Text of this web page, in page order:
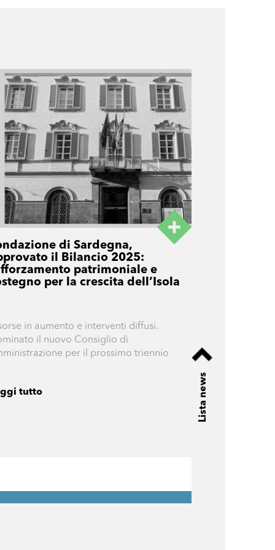
di Sardegna,
il Bilancio 2025:
patrimoniale e
per la crescita dell’Isola
in aumento e interventi diffusi.
il nuovo Consiglio di
per il prossimo triennio
tutto Lista news